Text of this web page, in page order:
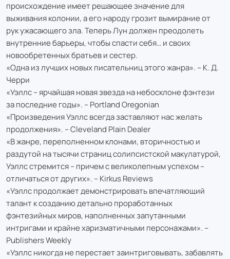
происхождение имеет решающее значение для
выживания колонии, а его народу грозит вымирание от
рук ужасающего зла. Теперь Лун должен преодолеть
внутренние барьеры, чтобы спасти себя… и своих
новообретенных братьев и сестер.
«Одна из лучших новых писательниц этого жанра». – К. Д.
Черри
«Уэллс – ярчайшая новая звезда на небосклоне фэнтези
за последние годы». – Portland Oregonian
«Произведения Уэллс всегда заставляют нас желать
продолжения». – Cleveland Plain Dealer
«В жанре, переполненном клонами, вторичностью и
раздутой на тысячи страниц солипсистской макулатурой,
Уэллс стремится – причем с великолепным успехом –
отличаться от других». – Kirkus Reviews
«Уэллс продолжает демонстрировать впечатляющий
талант к созданию детально проработанных
фэнтезийных миров, наполненных запутанными
интригами и крайне харизматичными персонажами». –
Publishers Weekly
«Уэллс никогда не перестает заинтриговывать, забавлять